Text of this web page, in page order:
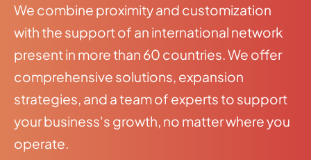
We combine proximity and customization
with the support of an international network
present in more than 60 countries. We offer
comprehensive solutions, expansion
strategies, and a team of experts to support
your business's growth, no matter where you
operate.